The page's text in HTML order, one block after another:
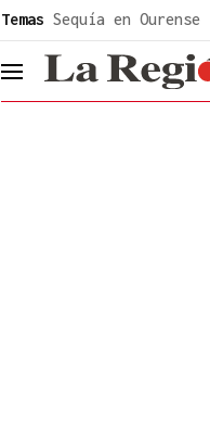
Temas Sequía en Ourense
header.menu.open